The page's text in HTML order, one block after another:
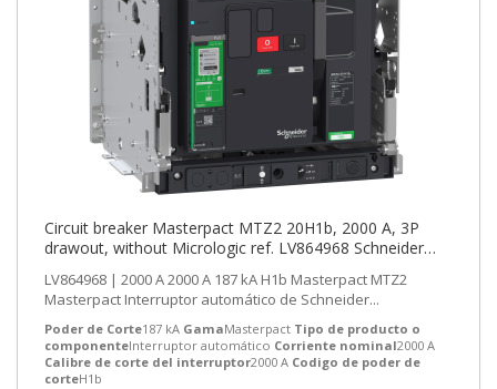
Circuit breaker Masterpact MTZ2 20H1b, 2000 A, 3P
drawout, without Micrologic ref. LV864968 Schneider
LV864968 | 2000 A 2000 A 187 kA H1b Masterpact MTZ2
Masterpact Interruptor automático de Schneider...
Poder de Corte187 kA GamaMasterpact Tipo de producto o
componenteInterruptor automático Corriente nominal2000 A
Calibre de corte del interruptor2000 A Codigo de poder de
corteH1b